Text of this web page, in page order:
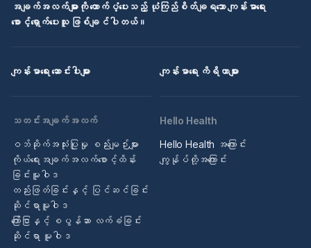
အချက်အလက်များကို ထောက်ပံ့ပေးသည့် ယုံကြည်စိတ်ချရသော ကျန်းမာရေး
စောင့်ရှောက်ပေးသူ ဖြစ်ချင်ပါတယ်။
ကျန်းမာရေး ဆောင်းပါးများ ကျန်းမာရေး ကိရိယာများ
သတင်းအချက်အလက်
ဝဘ်ဆိုက်အသုံးပြုမှု စည်းမျဉ်းများ
ကိုယ်ရေးအချက်အလက်စောင့်ထိန်း
ခြင်းမူဝါဒ
တည်းဖြတ်ခြင်းနှင့် ပြင်ဆင်ခြင်း
ဆိုင်ရာမူဝါဒ
ကြော်ငြာနှင့် စပွန်ဆာ လက်ခံခြင်း
ဆိုင်ရာ မူဝါဒ
Hello Health
Hello Health အကြောင်း
ကျွန်ုပ်တို့အကြောင်း